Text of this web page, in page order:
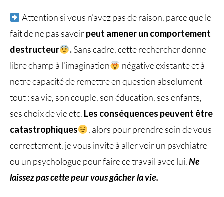
Attention si vous n’avez pas de raison, parce que le
fait de ne pas savoirpeut amener un comportement
destructeur
.Sans cadre, cette rechercher donne
libre champ à l’imagination
négative existante et à
notre capacité de remettre en question absolument
tout : sa vie, son couple, son éducation, ses enfants,
ses choix de vie etc. Les conséquences peuvent être
catastrophiques
, alors pour prendre soin de vous
correctement, je vous invite à aller voir un psychiatre
ou un psychologue pour faire ce travail avec lui.Ne
laissez pas cette peur vous gâcher la vie.